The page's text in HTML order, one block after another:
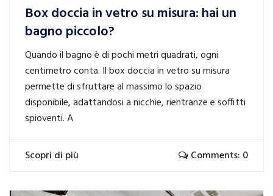
Box doccia in vetro su misura: hai un
bagno piccolo?
Quando il bagno è di pochi metri quadrati, ogni
centimetro conta. Il box doccia in vetro su misura
permette di sfruttare al massimo lo spazio
disponibile, adattandosi a nicchie, rientranze e soffitti
spioventi. A
Scopri di più Comments: 0